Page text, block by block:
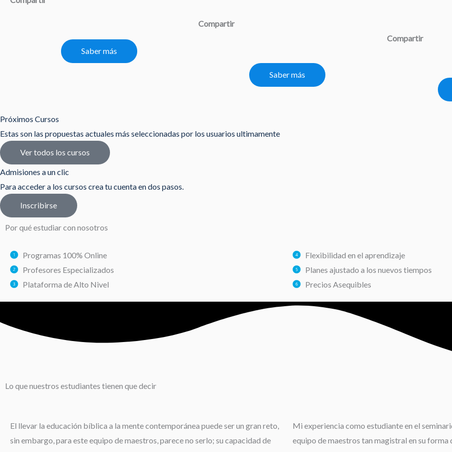
Saber más
Compartir
Saber más
Compartir
Próximos Cursos
Estas son las propuestas actuales más seleccionadas por los usuarios ultimamente
Ver todos los cursos
Admisiones a un clic
Para acceder a los cursos crea tu cuenta en dos pasos.
Inscribirse
Por qué estudiar con nosotros
Programas 100% Online
Profesores Especializados
Plataforma de Alto Nivel
Flexibilidad en el aprendizaje
Planes ajustado a los nuevos tiempos
Precios Asequibles
Lo que nuestros estudiantes tienen que decir
El llevar la educación bíblica a la mente contemporánea puede ser un gran reto,
sin embargo, para este equipo de maestros, parece no serlo; su capacidad de
Mi experiencia como estudiante en el
equipo de maestros tan magistral en su forma